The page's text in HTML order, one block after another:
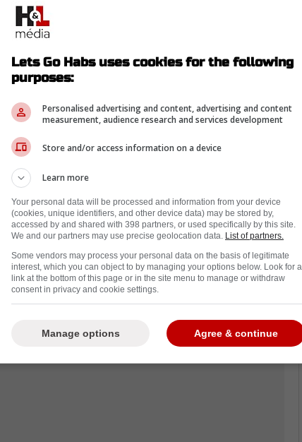
cette heureuse nouvelle, à qui nous
Lets Go Habs uses cookies for the following
purposes:
Personalised advertising and content, advertising and content
measurement, audience research and services development
Store and/or access information on a device
Learn more
Your personal data will be processed and information from your device
(cookies, unique identifiers, and other device data) may be stored by,
accessed by and shared with 398 partners, or used specifically by this site.
We and our partners may use precise geolocation data. List of partners.
Some vendors may process your personal data on the basis of legitimate
interest, which you can object to by managing your options below. Look for a
link at the bottom of this page or in the site menu to manage or withdraw
consent in privacy and cookie settings.
Agree & continue
Manage options